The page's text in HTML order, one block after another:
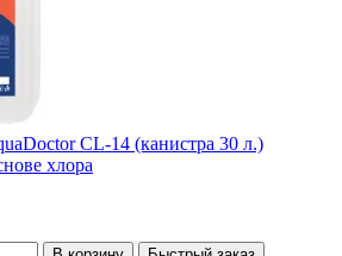
CL-14 (канистра 30 л.)
хлора